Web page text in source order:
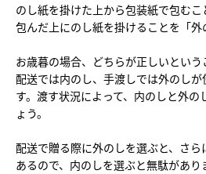
のし紙を掛けた上から包装紙で包む
包んだ上にのし紙を掛けることを「外
お歳暮の場合、どちらが正しいとい
配送では内のし、手渡しでは外のし
す。渡す状況によって、内のしと外の
ょう。
配送で贈る際に外のしを選ぶと、さ
あるので、内のしを選ぶと無駄があり